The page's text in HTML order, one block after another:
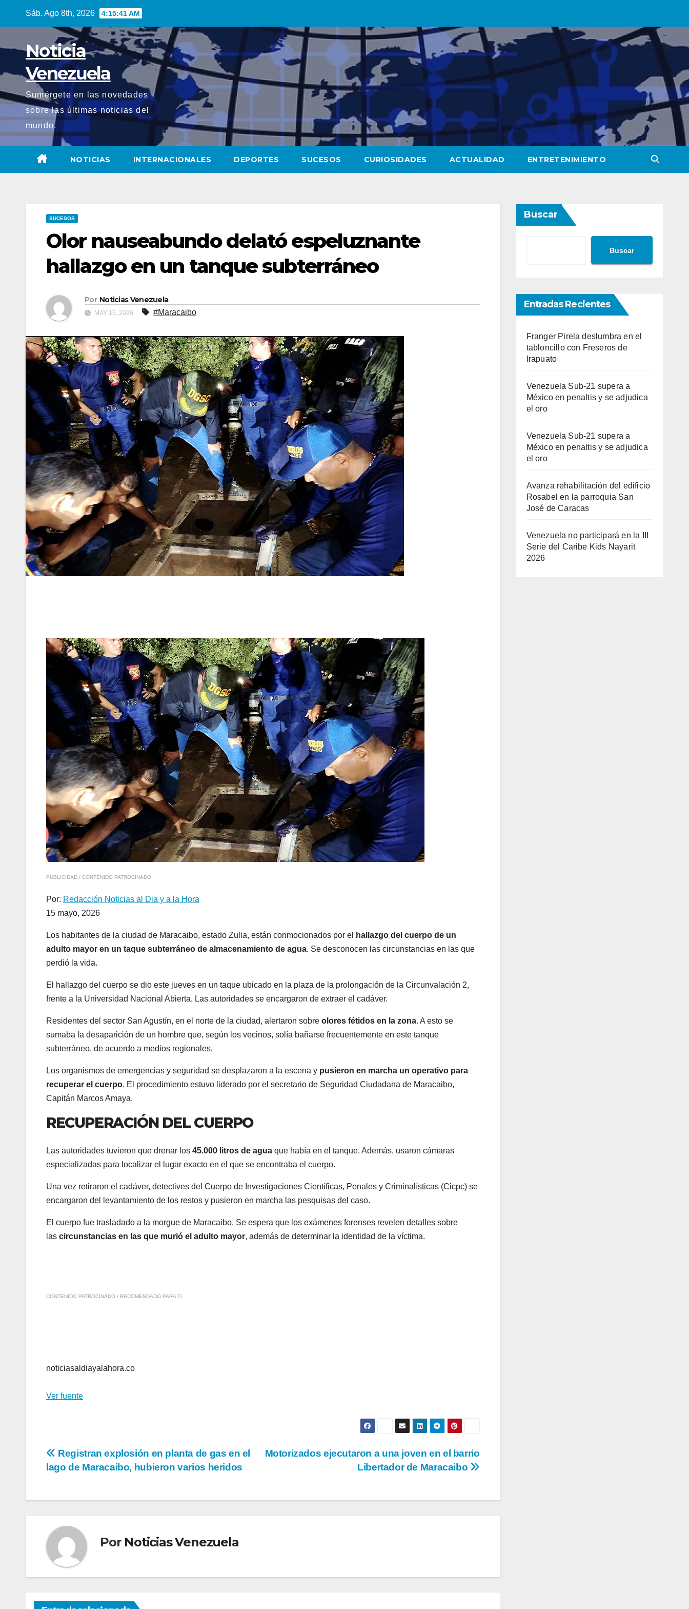
Sáb. Ago 8th, 2026 4:15:43 AM
Noticia
Venezuela
Sumérgete en las novedades
sobre las últimas noticias del
mundo.
NOTICIAS INTERNACIONALES DEPORTES SUCESOS CURIOSIDADES ACTUALIDAD ENTRETENIMIENTO
SUCESOS
Olor nauseabundo delató espeluznante
hallazgo en un tanque subterráneo
Por Noticias Venezuela
MAY 15, 2026 #Maracaibo
PUBLICIDAD / CONTENIDO PATROCINADO
Por: Redacción Noticias al Dia y a la Hora
15 mayo, 2026
Los habitantes de la ciudad de Maracaibo, estado Zulia, están conmocionados por el
hallazgo del cuerpo de un
adulto mayor en un taque subterráneo de almacenamiento de agua. Se desconocen las circunstancias en las que
perdió la vida.
El hallazgo del cuerpo se dio este jueves en un taque ubicado en la plaza de la prolongación de la Circunvalación 2,
frente a la Universidad Nacional Abierta. Las autoridades se encargaron de extraer el cadáver.
Residentes del sector San Agustín, en el norte de la ciudad, alertaron sobre olores fétidos en la zona. A esto se
sumaba la desaparición de un hombre que, según los vecinos, solía bañarse frecuentemente en este tanque
subterráneo, de acuerdo a medios regionales.
Los organismos de emergencias y seguridad se desplazaron a la escena y pusieron en marcha un operativo para
recuperar el cuerpo. El procedimiento estuvo liderado por el secretario de Seguridad Ciudadana de Maracaibo,
Capitán Marcos Amaya.
RECUPERACIÓN DEL CUERPO
Las autoridades tuvieron que drenar los 45.000 litros de agua que había en el tanque. Además, usaron cámaras
especializadas para localizar el lugar exacto en el que se encontraba el cuerpo.
Una vez retiraron el cadáver, detectives del Cuerpo de Investigaciones Científicas, Penales y Criminalísticas (Cicpc) se
encargaron del levantamiento de los restos y pusieron en marcha las pesquisas del caso.
El cuerpo fue trasladado a la morgue de Maracaibo. Se espera que los exámenes forenses revelen detalles sobre
las circunstancias en las que murió el adulto mayor, además de determinar la identidad de la víctima.
CONTENIDO PATROCINADO / RECOMENDADO PARA TI
noticiasaldiayalahora.co
Ver fuente
Navegación
de
entradas
Motorizados ejecutaron a una joven en el barrio
Libertador de Maracaibo
Registran explosión en planta de gas en el
lago de Maracaibo, hubieron varios heridos
Por Noticias Venezuela
Buscar
Buscar
Entradas Recientes
Franger Pirela deslumbra en el
tabloncillo con Freseros de
Irapuato
Venezuela Sub-21 supera a
México en penaltis y se adjudica
el oro
Venezuela Sub-21 supera a
México en penaltis y se adjudica
el oro
Avanza rehabilitación del edificio
Rosabel en la parroquia San
José de Caracas
Venezuela no participará en la III
Serie del Caribe Kids Nayarit
2026